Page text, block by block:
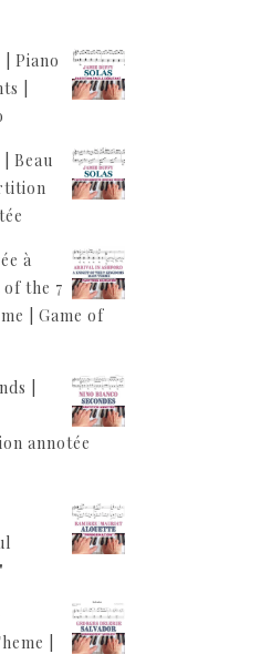
| Piano
|
Beau
à
the 7
| Game of
|
annotée
|